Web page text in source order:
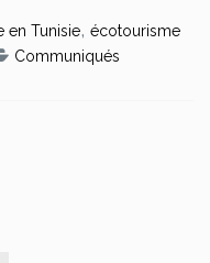
en Tunisie, écotourisme
Communiqués